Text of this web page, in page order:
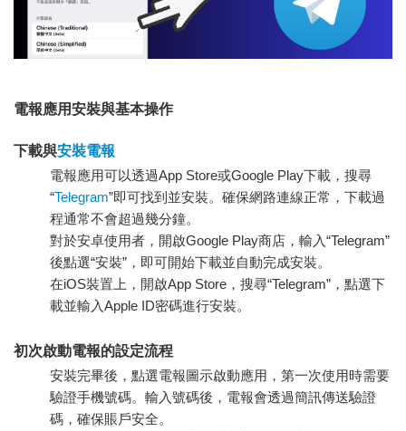
電報應用安裝與基本操作
下載與安裝電報
電報應用可以透過App Store或Google Play下載，搜尋
“Telegram”即可找到並安裝。確保網路連線正常，下載過
程通常不會超過幾分鐘。
對於安卓使用者，開啟Google Play商店，輸入“Telegram”
後點選“安裝”，即可開始下載並自動完成安裝。
在iOS裝置上，開啟App Store，搜尋“Telegram”，點選下
載並輸入Apple ID密碼進行安裝。
初次啟動電報的設定流程
安裝完畢後，點選電報圖示啟動應用，第一次使用時需要
驗證手機號碼。輸入號碼後，電報會透過簡訊傳送驗證
碼，確保賬戶安全。